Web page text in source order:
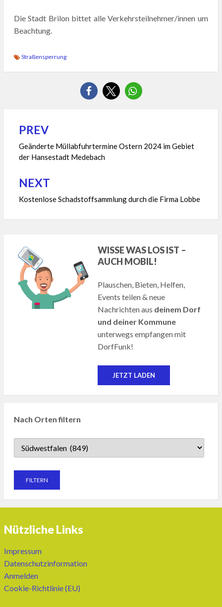
Die Stadt Brilon bittet alle Verkehrsteilnehmer/innen um
Beachtung.
Straßensperrung
Beitragsnavigation
PREV
Geänderte Müllabfuhrtermine Ostern 2024 im Gebiet
der Hansestadt Medebach
NEXT
Kostenlose Schadstoffsammlung durch die Firma Lobbe
WISSE WAS LOS IST –
AUCH MOBIL!
Plauschen, Bieten, Helfen,
Events teilen & neue
Nachrichten aus deinem Dorf
und deiner Kommune
unterwegs empfangen mit
DorfFunk!
JETZT LADEN
Nach Orten filtern
Nützliche Links
Impressum
Datenschutzinformation
Anmelden
Cookie-Richtlinie (EU)